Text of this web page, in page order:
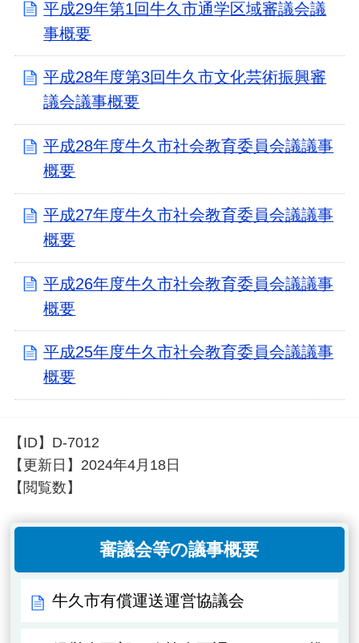
平成29年第1回牛久市通学区域審議会議
事概要
平成28年度第3回牛久市文化芸術振興審
議会議事概要
平成28年度牛久市社会教育委員会議議事
概要
平成27年度牛久市社会教育委員会議議事
概要
平成26年度牛久市社会教育委員会議議事
概要
平成25年度牛久市社会教育委員会議議事
概要
【ID】 D-7012
【更新日】 2024年4月18日
【閲覧数】
審議会等の議事概要
牛久市有償運送運営協議会